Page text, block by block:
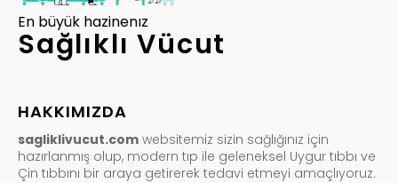
En büyük hazinenız
Sağlıklı Vücut
HAKKIMIZDA
sagliklivucut.com websitemiz sizin sağlığınız için
hazırlanmış olup, modern tıp ile geleneksel Uygur tıbbı ve
Çin tıbbını bir araya getirerek tedavi etmeyi amaçlıyoruz.